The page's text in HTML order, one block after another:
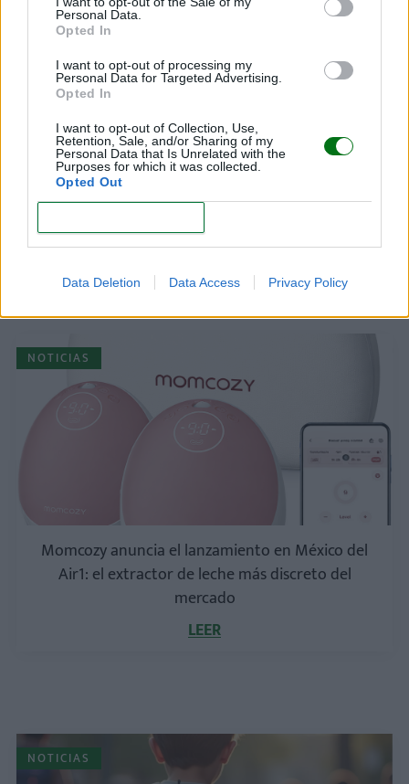
Personal Data.
Opted In
I want to opt-out of processing my
Personal Data for Targeted Advertising.
Opted In
I want to opt-out of Collection, Use,
Retention, Sale, and/or Sharing of my
Personal Data that Is Unrelated with the
Purposes for which it was collected.
Opted Out
Data Deletion Data Access Privacy Policy
NOTICIAS
Medicamento infantil retirado por falsificación
LEER
NOTICIAS
Momcozy anuncia el lanzamiento en México del
Air1: el extractor de leche más discreto del
mercado
LEER
NOTICIAS